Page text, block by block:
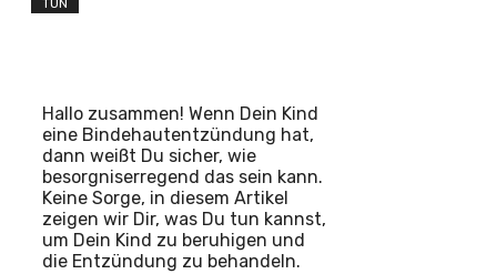
TUN
Hallo zusammen! Wenn Dein Kind
eine Bindehautentzündung hat,
dann weißt Du sicher, wie
besorgniserregend das sein kann.
Keine Sorge, in diesem Artikel
zeigen wir Dir, was Du tun kannst,
um Dein Kind zu beruhigen und
die Entzündung zu behandeln.